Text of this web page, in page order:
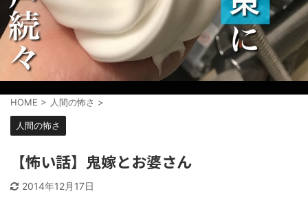
HOME > 人間の怖さ >
人間の怖さ
【怖い話】鬼嫁とお婆さん
2014年12月17日